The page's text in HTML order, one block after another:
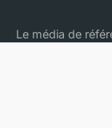
Le média de